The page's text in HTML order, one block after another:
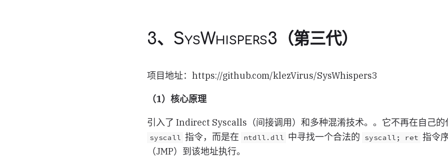
3、SysWhispers3（第三代）
项目地址：https://github.com/klezVirus/SysWhispers3
（1）核心原理
引入了 Indirect Syscalls（间接调用）和多种混淆技术。。它不再在自己的
syscall 指令，而是在 ntdll.dll 中寻找一个合法的 syscall; ret 指令
（JMP）到该地址执行。